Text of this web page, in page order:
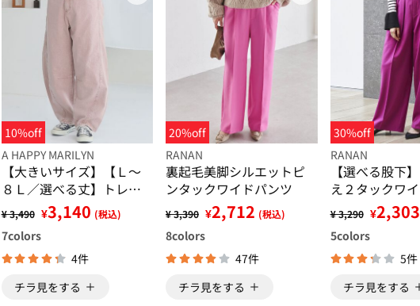
10%off
A HAPPY MARILYN
【大きいサイズ】【Ｌ～
８Ｌ／選べる丈】トレン
ドスタイルのバレルパン
ツ
¥ 3,490 ¥3,140 (税込)
7colors
4件
チラ見をする
20%off
RANAN
裏起毛美脚シルエットピ
ンタックワイドパンツ
¥ 3,390 ¥2,712 (税込)
8colors
47件
チラ見をする
30%off
RANAN
【選べる股下
え２タックワ
¥ 3,290 ¥2,303
5colors
5件
チラ見をする